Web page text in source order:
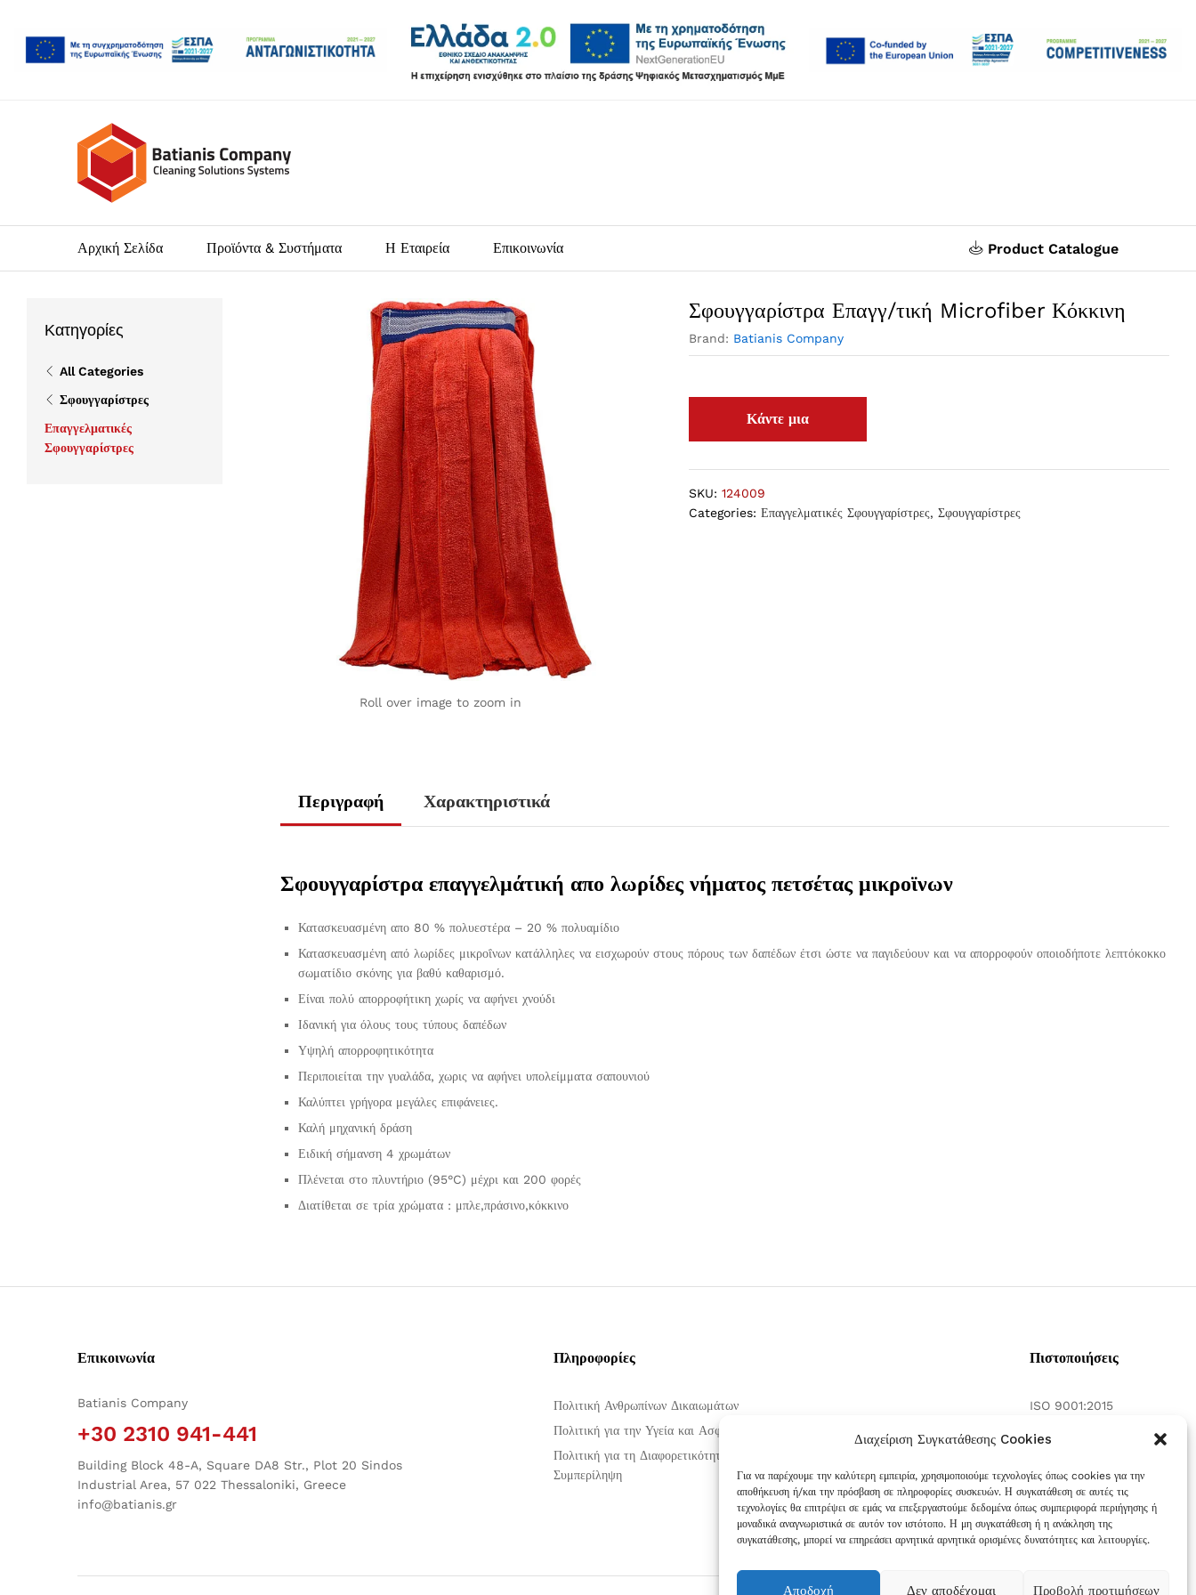
Διαχείριση Συγκατάθεσης Cookies
Για να παρέχουμε την καλύτερη εμπειρία, χρησιμοποιούμε τεχνολογίες όπως cookies για την
αποθήκευση ή/και την πρόσβαση σε πληροφορίες συσκευών. Η συγκατάθεση σε αυτές τις
τεχνολογίες θα επιτρέψει σε εμάς να επεξεργαστούμε δεδομένα όπως συμπεριφορά περιήγησης ή
μοναδικά αναγνωριστικά σε αυτόν τον ιστότοπο. Η μη συγκατάθεση ή η ανάκληση της
συγκατάθεσης, μπορεί να επηρεάσει αρνητικά αρνητικά ορισμένες δυνατότητες και λειτουργίες.
Αποδοχή Δεν αποδέχομαι Προβολή προτιμήσεων
Αρχική Σελίδα Προϊόντα & Συστήματα Η Εταιρεία Επικοινωνία Product Catalogue
Roll over image to zoom in
Σφουγγαρίστρα Επαγγ/τική Microfiber Κόκκινη
Brand: Batianis Company
SKU:124009
Categories:Επαγγελματικές Σφουγγαρίστρες,Σφουγγαρίστρες
Περιγραφή Χαρακτηριστικά
Σφουγγαρίστρα επαγγελμάτική απο λωρίδες νήματος πετσέτας μικροϊνων
Κατασκευασμένη απο 80 % πολυεστέρα – 20 % πολυαμίδιο
Κατασκευασμένη από λωρίδες μικροΐνων κατάλληλες να εισχωρούν στους πόρους των δαπέδων έτσι ώστε να παγιδεύουν και να απορροφούν οποιοδήποτε λεπτόκοκκο
σωματίδιο σκόνης για βαθύ καθαρισμό.
Είναι πολύ απορροφήτικη χωρίς να αφήνει χνούδι
Ιδανική για όλους τους τύπους δαπέδων
Υψηλή απορροφητικότητα
Περιποιείται την γυαλάδα, χωρις να αφήνει υπολείμματα σαπουνιού
Καλύπτει γρήγορα μεγάλες επιφάνειες.
Καλή μηχανική δράση
Ειδική σήμανση 4 χρωμάτων
Πλένεται στο πλυντήριο (95°C) μέχρι και 200 φορές
Διατίθεται σε τρία χρώματα : μπλε,πράσινο,κόκκινο
Κατηγορίες
All Categories
Σφουγγαρίστρες
Επαγγελματικές
Σφουγγαρίστρες
Επικοινωνία
Batianis Company
+30 2310 941-441
Building Block 48-A, Square DA8 Str., Plot 20 Sindos
Industrial Area, 57 022 Thessaloniki, Greece
info@batianis.gr
Πληροφορίες
Πολιτική Ανθρωπίνων Δικαιωμάτων
Πολιτική για την Υγεία και Ασφάλεια στην Εργασία
Πολιτική για τη Διαφορετικότητα, την Ισότητα και τη
Συμπερίληψη
Πιστοποιήσεις
ISO 9001:2015